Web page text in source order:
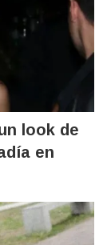
look de
en